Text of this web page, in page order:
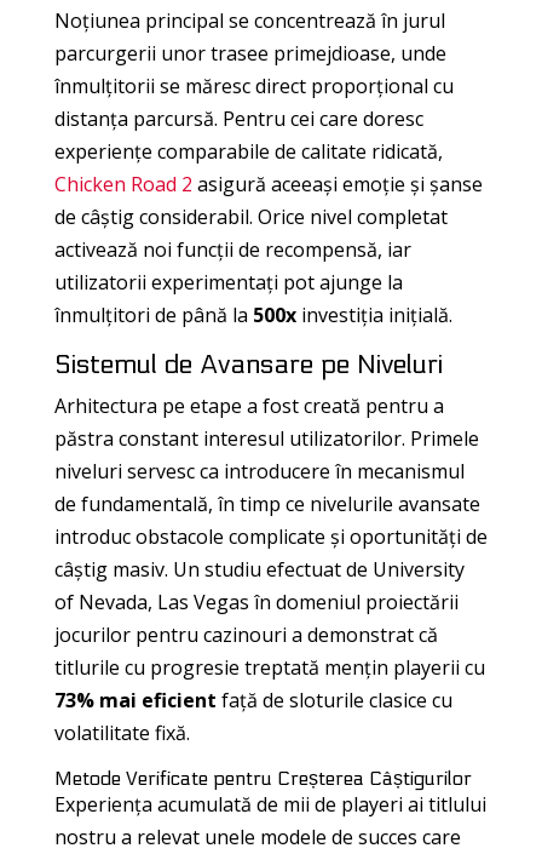
Noțiunea principal se concentrează în jurul
parcurgerii unor trasee primejdioase, unde
înmulțitorii se măresc direct proporțional cu
distanța parcursă. Pentru cei care doresc
experiențe comparabile de calitate ridicată,
Chicken Road 2 asigură aceeași emoție și șanse
de câștig considerabil. Orice nivel completat
activează noi funcții de recompensă, iar
utilizatorii experimentați pot ajunge la
înmulțitori de până la 500xinvestiția inițială.
Sistemul de Avansare pe Niveluri
Arhitectura pe etape a fost creată pentru a
păstra constant interesul utilizatorilor. Primele
niveluri servesc ca introducere în mecanismul
de fundamentală, în timp ce nivelurile avansate
introduc obstacole complicate și oportunități de
câștig masiv. Un studiu efectuat de University
of Nevada, Las Vegas în domeniul proiectării
jocurilor pentru cazinouri a demonstrat că
titlurile cu progresie treptată mențin playerii cu
73% mai eficient față de sloturile clasice cu
volatilitate fixă.
Metode Verificate pentru Creșterea Câștigurilor
Experiența acumulată de mii de playeri ai titlului
nostru a relevat unele modele de succes care